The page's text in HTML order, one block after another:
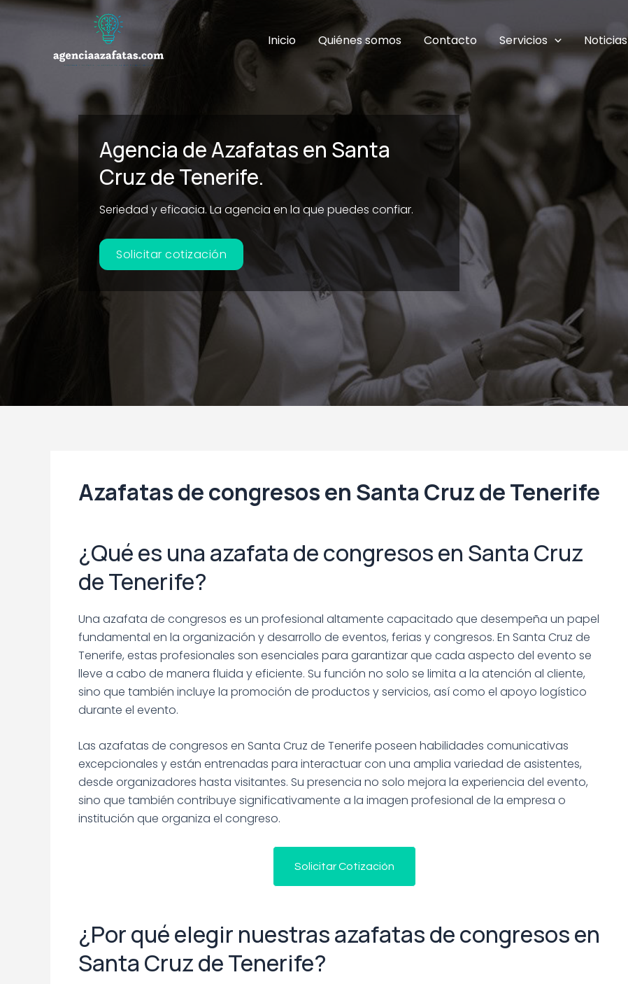
Ir
Inicio Quiénes somos Contacto Servicios Noticias
Agencia de Azafatas en Santa
Cruz de Tenerife.
Seriedad y eficacia. La agencia en la que puedes confiar.
Solicitar cotización
Azafatas de congresos en Santa Cruz de Tenerife
¿Qué es una azafata de congresos en Santa Cruz
de Tenerife?
Una azafata de congresos es un profesional altamente capacitado que desempeña un papel
fundamental en la organización y desarrollo de eventos, ferias y congresos. En Santa Cruz de
Tenerife, estas profesionales son esenciales para garantizar que cada aspecto del evento se
lleve a cabo de manera fluida y eficiente. Su función no solo se limita a la atención al cliente,
sino que también incluye la promoción de productos y servicios, así como el apoyo logístico
durante el evento.
Las azafatas de congresos en Santa Cruz de Tenerife poseen habilidades comunicativas
excepcionales y están entrenadas para interactuar con una amplia variedad de asistentes,
desde organizadores hasta visitantes. Su presencia no solo mejora la experiencia del evento,
sino que también contribuye significativamente a la imagen profesional de la empresa o
institución que organiza el congreso.
Solicitar Cotización
¿Por qué elegir nuestras azafatas de congresos en
Santa Cruz de Tenerife?